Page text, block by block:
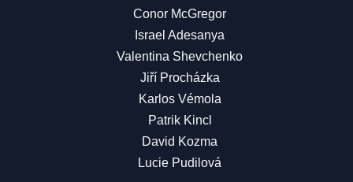
Conor McGregor
Israel Adesanya
Valentina Shevchenko
Jiří Procházka
Karlos Vémola
Patrik Kincl
David Kozma
Lucie Pudilová